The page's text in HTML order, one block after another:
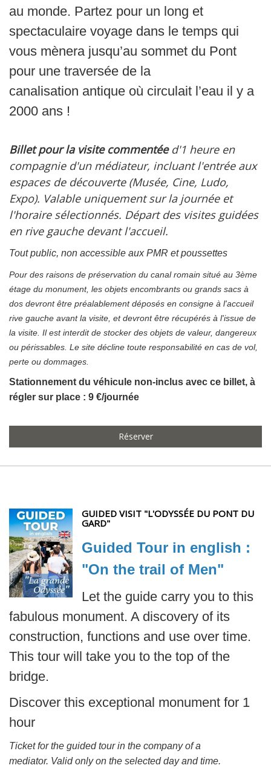
au monde. Partez pour un long et
spectaculaire voyage dans le temps qui
vous mènera jusqu’au sommet du Pont
pour une traversée de la
canalisation antique où circulait l’eau il y a
2000 ans !
Billet pour la visite commentéed'1 heure en
compagnie d'un médiateur, incluant l'entrée aux
espaces de découverte (Musée, Cine, Ludo,
Expo). Valable uniquement sur la journée et
l'horaire sélectionnés. Départ des visites guidées
en rive gauche devant l'accueil.
Tout public, non accessible aux PMR et poussettes
Pour des raisons de préservation du canal romain situé au 3ème
étage du monument, les objets encombrants ou grands sacs à
dos devront être préalablement déposés en consigne à l'accueil
rive gauche avant la visite, et devront être récupérés à l'issue de
la visite. Il est interdit de stocker des objets de valeur, dangereux
ou périssables. Le site décline toute responsabilité en cas de vol,
perte ou dommages.
Stationnement du véhicule non-inclus avec ce billet, à
régler sur place : 9 €/journée
Réserver
GUIDED VISIT "L'ODYSSÉE DU PONT DU
GARD"
Guided Tour in english :
"On the trail of Men"
Let the guide carry you to this
fabulous monument. A discovery of its
construction, functions and use over time.
This tour will take you to the top of the
bridge.
Discover this exceptional monument for 1
hour
Ticket for the guided tour in the company of a
mediator. Valid only on the selected day and time.